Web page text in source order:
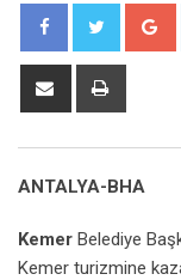
Share
ANTALYA-BHA
Kemer Belediye
Kemer turizmine